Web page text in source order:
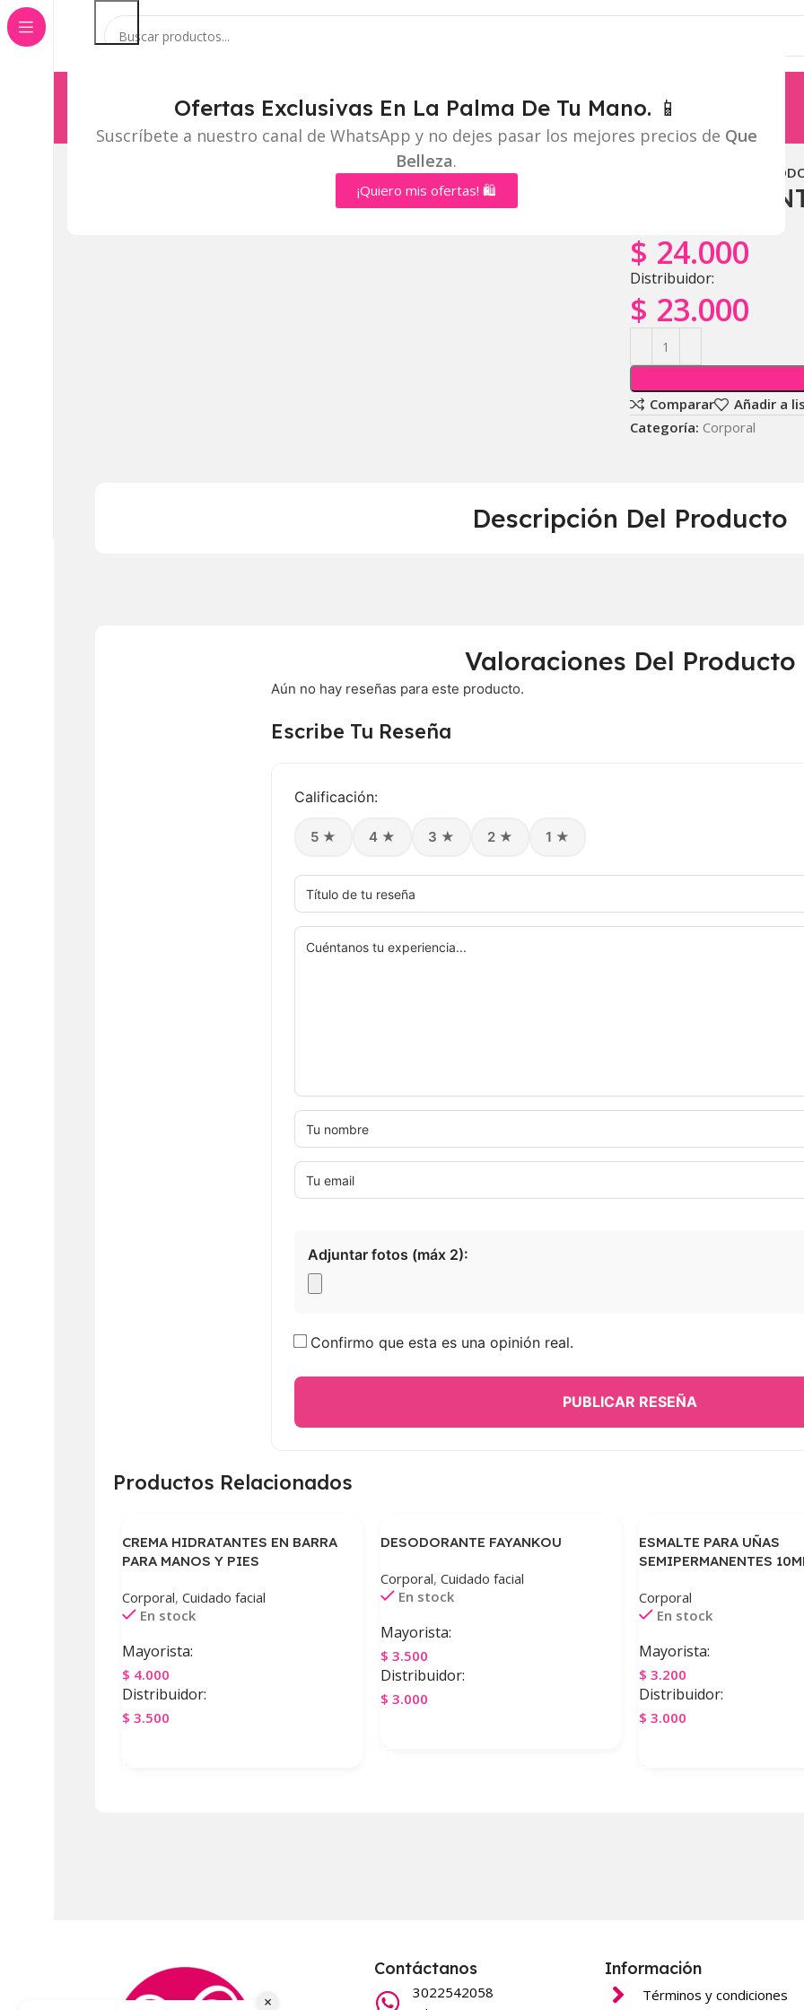
Ofertas Exclusivas En La Palma De Tu Mano. 📱
Suscríbete a nuestro canal de WhatsApp y no dejes pasar los mejores precios de Que
Belleza.
¡Quiero mis ofertas! 🛍️
CategoríasInicioTienda
Click to enlarge
$ 24.000
Distribuidor:
$ 23.000
Comparar
Añadir a
Categoría: Corporal
Descripción Del Producto
Valoraciones Del Producto
Aún no hay reseñas para este producto.
Escribe Tu Reseña
Calificación:
5 ★ 4 ★ 3 ★ 2 ★ 1 ★
Adjuntar fotos (máx 2):
Confirmo que esta es una opinión real.
PUBLICAR RESEÑA
Productos Relacionados
CREMA HIDRATANTES EN BARRA
PARA MANOS Y PIES
Corporal, Cuidado facial
En stock
Mayorista:
$ 4.000
Distribuidor:
$ 3.500
DESODORANTE FAYANKOU
Corporal, Cuidado facial
En stock
Mayorista:
$ 3.500
Distribuidor:
$ 3.000
ESMALTE PARA UÑAS
SEMIPERMANENTES
Corporal
En stock
Mayorista:
$ 3.200
Distribuidor:
$ 3.000
Contáctanos
3022542058
Información
Términos y condiciones
×